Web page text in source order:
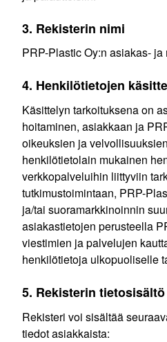
3. Rekisterin nimi
PRP-Plastic Oy:n asiakas-
4. Henkilötietojen
Käsittelyn tarkoituksena on
hoitaminen, asiakkaan ja
oikeuksien ja
henkilötietolain mukainen
verkkopalveluihin liittyviin
tutkimustoimintaan, PRP-
ja/tai suoramarkkinoinnin
asiakastietojen perusteella
viestimien ja palvelujen
henkilötietoja ulkopuoliselle
5. Rekisterin tietosisältö
Rekisteri voi sisältää
tiedot asiakkaista: